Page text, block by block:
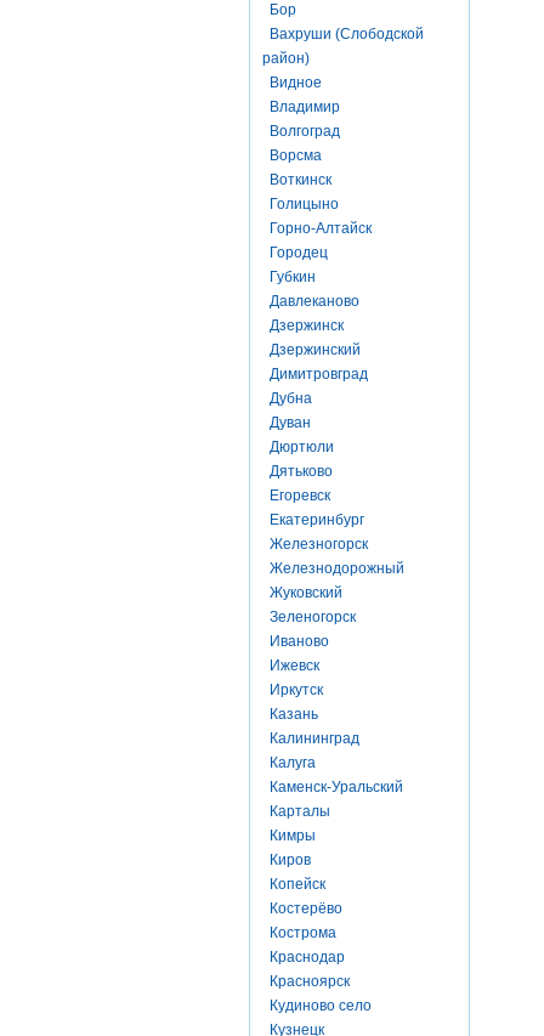
Бор
Вахруши (Слободской
район)
Видное
Владимир
Волгоград
Ворсма
Воткинск
Голицыно
Горно-Алтайск
Городец
Губкин
Давлеканово
Дзержинск
Дзержинский
Димитровград
Дубна
Дуван
Дюртюли
Дятьково
Егоревск
Екатеринбург
Железногорск
Железнодорожный
Жуковский
Зеленогорск
Иваново
Ижевск
Иркутск
Казань
Калининград
Калуга
Каменск-Уральский
Карталы
Кимры
Киров
Копейск
Костерёво
Кострома
Краснодар
Красноярск
Кудиново село
Кузнецк